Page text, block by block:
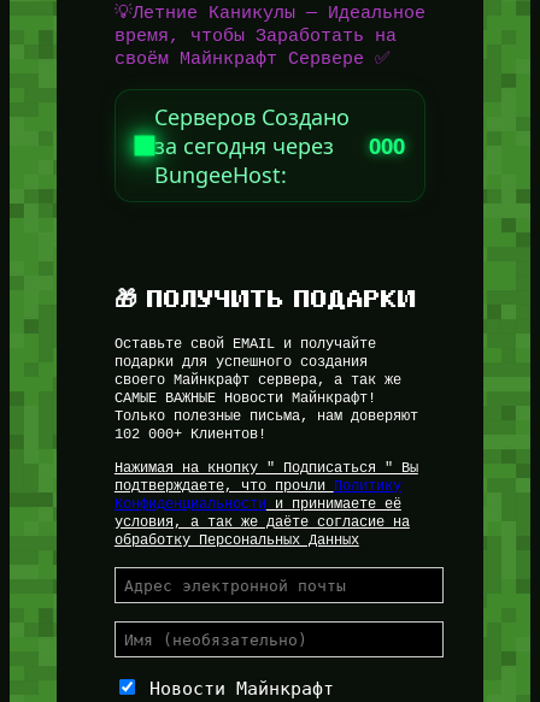
💡Летние Каникулы — Идеальное
время, чтобы Заработать на
своём Майнкрафт Сервере ✅
Серверов Создано
за сегодня через
BungeeHost:
000
🎁 ПОЛУЧИТЬ ПОДАРКИ
Оставьте свой EMAIL и получайте
подарки для успешного создания
своего Майнкрафт сервера, а так же
САМЫЕ ВАЖНЫЕ Новости Майнкрафт!
Только полезные письма, нам доверяют
102 000+ Клиентов!
Нажимая на кнопку " Подписаться " Вы
подтверждаете, что прочли
Политику
Конфиденциальностии принимаете её
условия, а так же даёте согласие на
обработку Персональных Данных
Новости Майнкрафт